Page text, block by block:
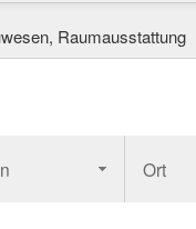
Raumausstattung
Ort